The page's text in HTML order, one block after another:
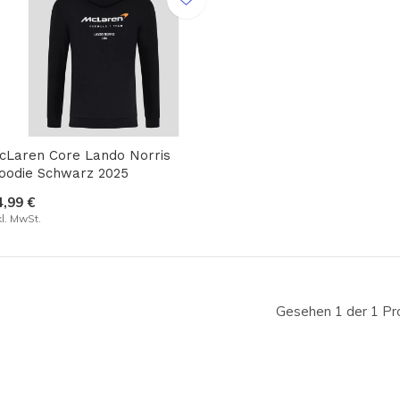
Core Lando Norris
Schwarz 2025
€
MwSt.
Gesehen 1 der 1